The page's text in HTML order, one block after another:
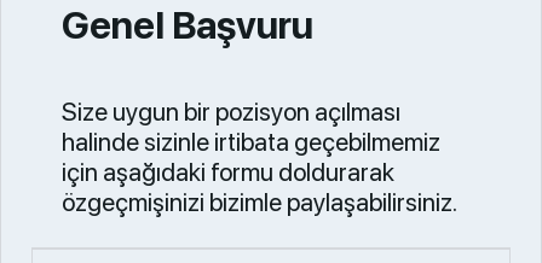
Genel Başvuru
Size uygun bir pozisyon açılması
halinde sizinle irtibata geçebilmemiz
için aşağıdaki formu doldurarak
özgeçmişinizi bizimle paylaşabilirsiniz.